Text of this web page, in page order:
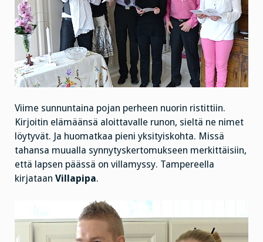
Viime sunnuntaina pojan perheen nuorin ristittiin.
Kirjoitin elämäänsä aloittavalle runon, sieltä ne nimet
löytyvät. Ja huomatkaa pieni yksityiskohta. Missä
tahansa muualla synnytyskertomukseen merkittäisiin,
että lapsen päässä on villamyssy. Tampereella
kirjataan Villapipa.